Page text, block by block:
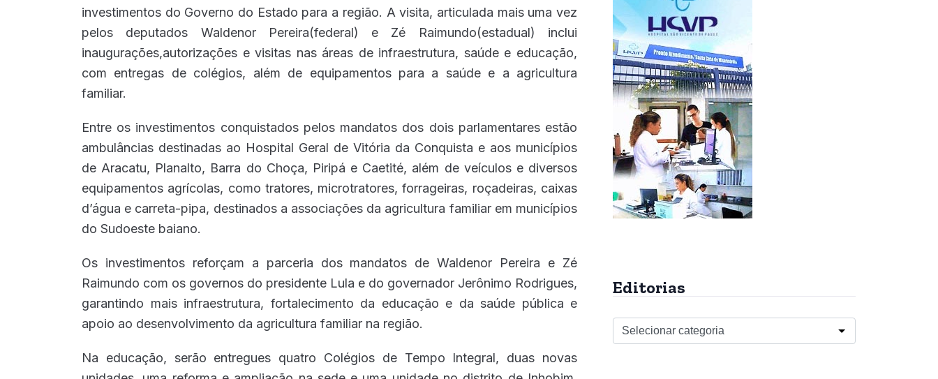
investimentos do Governo do Estado para a região. A visita, articulada mais uma vez
pelos deputados Waldenor Pereira(federal) e Zé Raimundo(estadual) inclui
inaugurações,autorizações e visitas nas áreas de infraestrutura, saúde e educação,
com entregas de colégios, além de equipamentos para a saúde e a agricultura
familiar.
Entre os investimentos conquistados pelos mandatos dos dois parlamentares estão
ambulâncias destinadas ao Hospital Geral de Vitória da Conquista e aos municípios
de Aracatu, Planalto, Barra do Choça, Piripá e Caetité, além de veículos e diversos
equipamentos agrícolas, como tratores, microtratores, forrageiras, roçadeiras, caixas
d’água e carreta-pipa, destinados a associações da agricultura familiar em municípios
do Sudoeste baiano.
Os investimentos reforçam a parceria dos mandatos de Waldenor Pereira e Zé
Raimundo com os governos do presidente Lula e do governador Jerônimo Rodrigues,
garantindo mais infraestrutura, fortalecimento da educação e da saúde pública e
apoio ao desenvolvimento da agricultura familiar na região.
Na educação, serão entregues quatro Colégios de Tempo Integral, duas novas
Editorias